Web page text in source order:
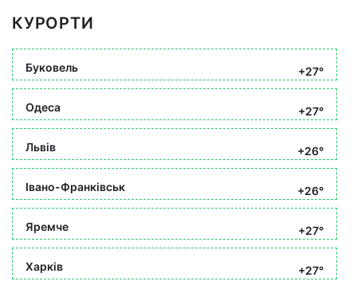
КУРОРТИ
Буковель +27°
Одеса +27°
Львів +26°
Івано-Франківськ +26°
Яремче +27°
Харків
+27°